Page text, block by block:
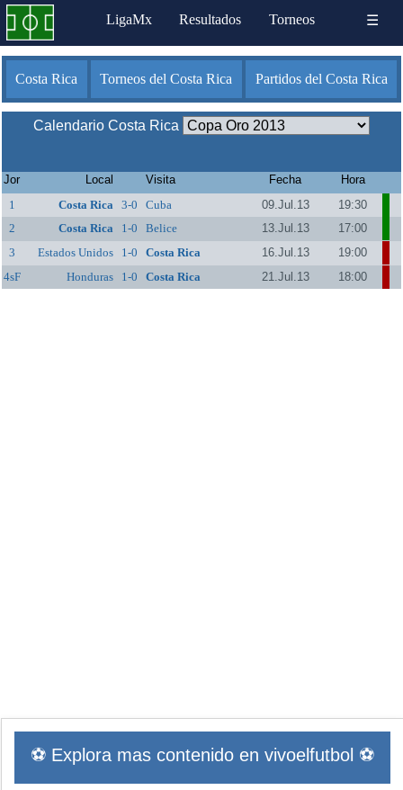
LigaMx Resultados Torneos ☰
Costa Rica Torneos del Costa Rica Partidos del Costa Rica
Calendario Costa Rica
Jor Local Visita Fecha
Hora
1
Costa Rica 3-0 Cuba 09.Jul.13
19:30
2
Costa Rica 1-0 Belice 13.Jul.13
17:00
3
Estados Unidos 1-0 Costa Rica 16.Jul.13
19:00
4sF
Honduras 1-0 Costa Rica 21.Jul.13 18:00
⚽ Explora mas contenido en vivoelfutbol ⚽